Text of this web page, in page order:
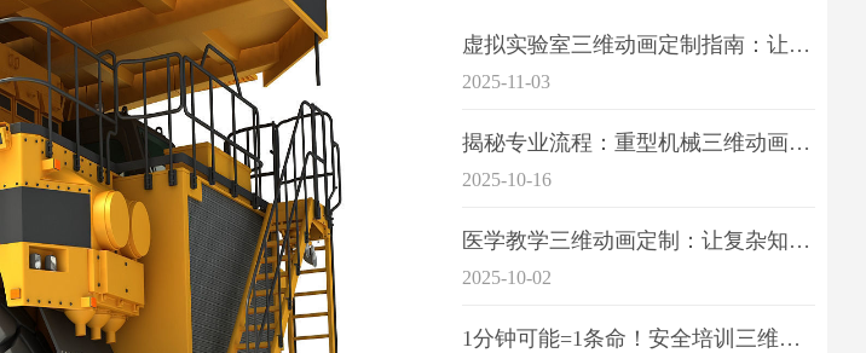
虚拟实验室三维动画定制指南：让科学教学更生动
2025-11-03
揭秘专业流程：重型机械三维动画制作的5大关键步骤
2025-10-16
医学教学三维动画定制：让复杂知识一目了
2025-10-02
1分钟可能=1条命！安全培训三维动画制作成本效益深度拆解